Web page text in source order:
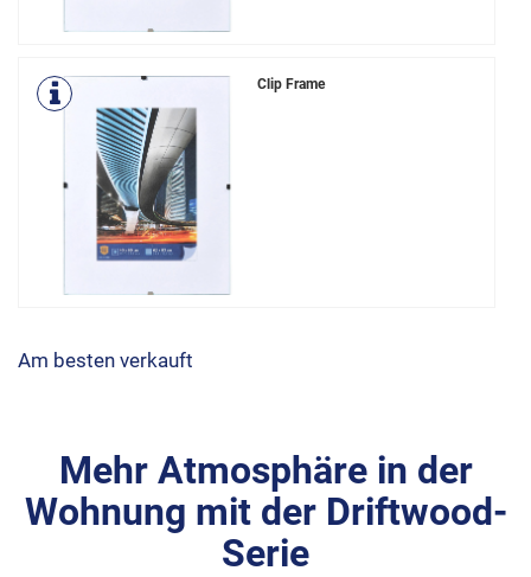
Clip Frame
Am besten verkauft
Mehr Atmosphäre in der
Wohnung mit der Driftwood-
Serie